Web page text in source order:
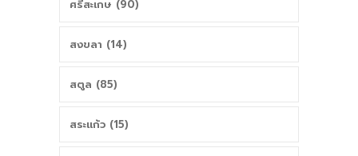
ศรีสะเกษ (90)
สงขลา (14)
สตูล (85)
สระแก้ว (15)